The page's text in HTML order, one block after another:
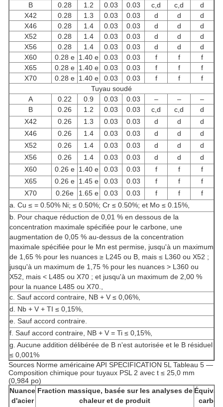
B
0.28 1.2 0.03 0.03 c,d c,d
d
X42
0.28 1.3 0.03 0.03 d d
d
X46
0.28 1.4 0.03 0.03 d d
d
X52
0.28 1.4 0.03 0.03 d d
d
X56
0.28 1.4 0.03 0.03 d d
d
X60
0.28 e 1.40 e 0.03 0.03 f f
f
X65
0.28 e 1.40 e 0.03 0.03 f f
f
X70
0.28 e 1.40 e 0.03 0.03 f f
f
Tuyau soudé
A
0.22 0.9 0.03 0.03 – –
–
B
0.26 1.2 0.03 0.03 c,d c,d
d
X42
0.26 1.3 0.03 0.03 d d
d
X46
0.26 1.4 0.03 0.03 d d
d
X52
0.26 1.4 0.03 0.03 d d
d
X56
0.26 1.4 0.03 0.03 d d
d
X60
0.26 e 1.40 e 0.03 0.03 f f
f
X65
0.26 e 1.45 e 0.03 0.03 f f
f
X70
0.26e 1.65 e 0.03 0.03 f f
f
a. Cu ≤ = 0.50% Ni; ≤ 0.50%; Cr ≤ 0.50%; et Mo ≤ 0.15%,
b. Pour chaque réduction de 0,01 % en dessous de la
concentration maximale spécifiée pour le carbone, une
augmentation de 0,05 % au-dessus de la concentration
maximale spécifiée pour le Mn est permise, jusqu'à un maximum
de 1,65 % pour les nuances ≥ L245 ou B, mais ≤ L360 ou X52 ;
jusqu'à un maximum de 1,75 % pour les nuances > L360 ou
X52, mais < L485 ou X70 ; et jusqu'à un maximum de 2,00 %
pour la nuance L485 ou X70.,
c. Sauf accord contraire, NB + V ≤ 0,06%,
d. Nb + V + TI ≤ 0,15%,
e. Sauf accord contraire.
f. Sauf accord contraire, NB + V = Ti ≤ 0,15%,
g. Aucune addition délibérée de B n'est autorisée et le B résiduel
≤ 0,001%
Sources Norme américaine API SPECIFICATION 5L Tableau 5 —
Composition chimique pour tuyaux PSL 2 avec t ≤ 25,0 mm
(0,984 po)
Nuance
d'acier
Fraction massique, basée sur les analyses de
chaleur et de produit